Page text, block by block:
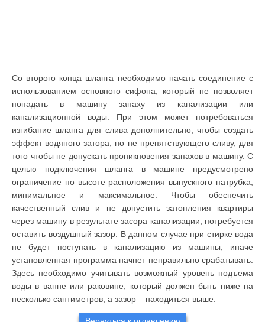
Со второго конца шланга необходимо начать соединение с
использованием основного сифона, который не позволяет
попадать в машину запаху из канализации или
канализационной воды. При этом может потребоваться
изгибание шланга для слива дополнительно, чтобы создать
эффект водяного затора, но не препятствующего сливу, для
того чтобы не допускать проникновения запахов в машину. С
целью подключения шланга в машине предусмотрено
ограничение по высоте расположения выпускного патрубка,
минимальное и максимальное. Чтобы обеспечить
качественный слив и не допустить затопления квартиры
через машину в результате засора канализации, потребуется
оставить воздушный зазор. В данном случае при стирке вода
не будет поступать в канализацию из машины, иначе
установленная программа начнет неправильно срабатывать.
Здесь необходимо учитывать возможный уровень подъема
воды в ванне или раковине, который должен быть ниже на
несколько сантиметров, а зазор – находиться выше.